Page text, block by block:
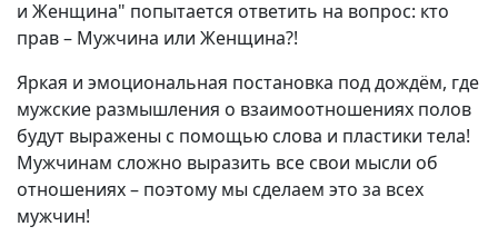
и Женщина" попытается ответить на вопрос: кто
прав – Мужчина или Женщина?!
Яркая и эмоциональная постановка под дождём, где
мужские размышления о взаимоотношениях полов
будут выражены с помощью слова и пластики тела!
Мужчинам сложно выразить все свои мысли об
отношениях – поэтому мы сделаем это за всех
мужчин!